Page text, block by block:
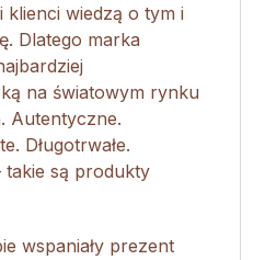
klienci wiedzą o tym i
Dlatego marka
na światowym rynku
Autentyczne.
Długotrwałe.
takie są produkty
wspaniały prezent